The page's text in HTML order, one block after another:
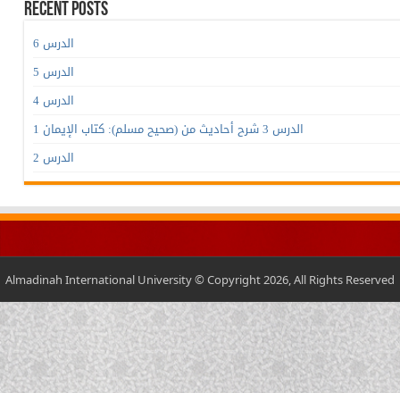
Recent Posts
الدرس 6
الدرس 5
الدرس 4
الدرس 3 شرح أحاديث من (صحيح مسلم): كتاب الإيمان 1
الدرس 2
Almadinah International University © Copyright 2026, All Rights Reserved